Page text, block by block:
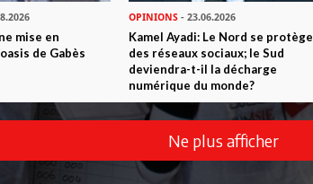
mise en
de Gabès
OPINIONS - 23.06.2026
Kamel Ayadi: Le Nord se protège
des réseaux sociaux; le Sud
deviendra-t-il la décharge
numérique du monde?
Ne plus afficher